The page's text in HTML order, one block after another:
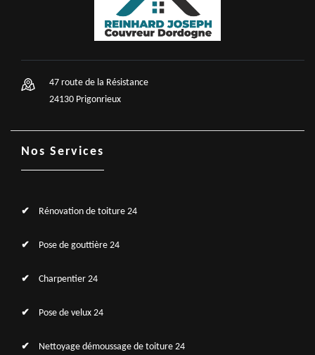
47 route de la Résistance
24130 Prigonrieux
Nos Services
Rénovation de toiture 24
Pose de gouttière 24
Charpentier 24
Pose de velux 24
Nettoyage démoussage de toiture 24